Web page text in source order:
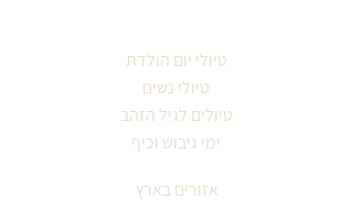
טיולי יום הולדת
טיולי נשים
טיולים לגיל הזהב
ימי גיבוש וכיף
אזורים בארץ